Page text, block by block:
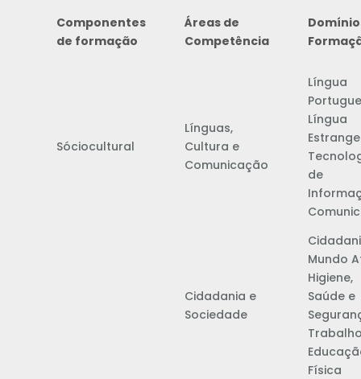
Componentes
de formação
Áreas de
Competência
Sóciocultural
Línguas,
Cultura e
Comunicação
Língua
Língua
de
Cidadania e
Sociedade
Mundo
Higiene,
Saúde e
Física